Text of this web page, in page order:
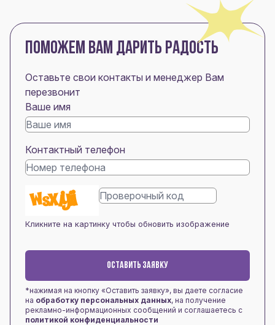
ПОМОЖЕМ ВАМ ДАРИТЬ РАДОСТЬ
Оставьте свои контакты и менеджер Вам
перезвонит
Ваше имя
Контактный телефон
Кликните на картинку чтобы обновить изображение
ОСТАВИТЬ ЗАЯВКУ
*нажимая на кнопку «Оставить заявку», вы даете согласие
на обработку персональных данных, на получение
рекламно-информационных сообщений и соглашаетесь с
политикой конфиденциальности